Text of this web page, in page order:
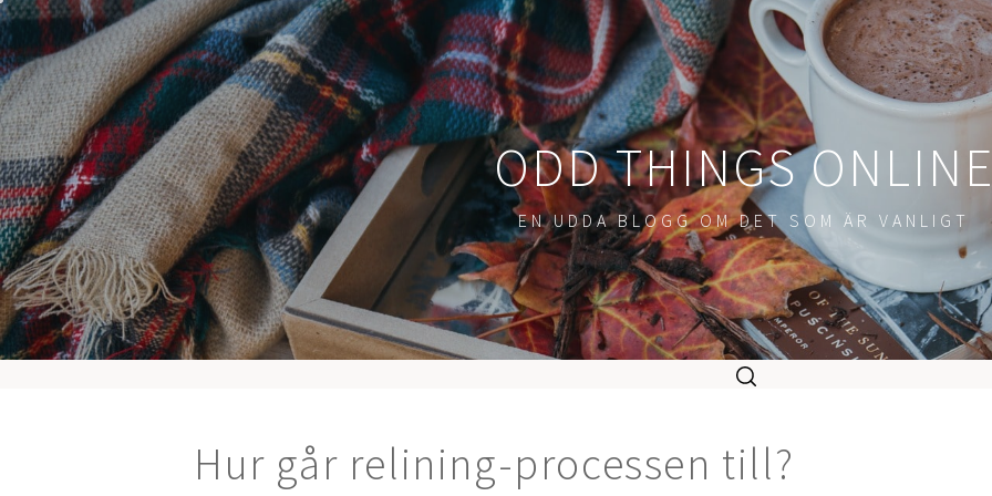
Hoppa
till
innehåll
ODD THINGS
EN UDDA BLOGG OM DET SOM ÄR VANLIGT
Hur går relining-processen till?